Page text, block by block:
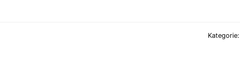
Kategorie: